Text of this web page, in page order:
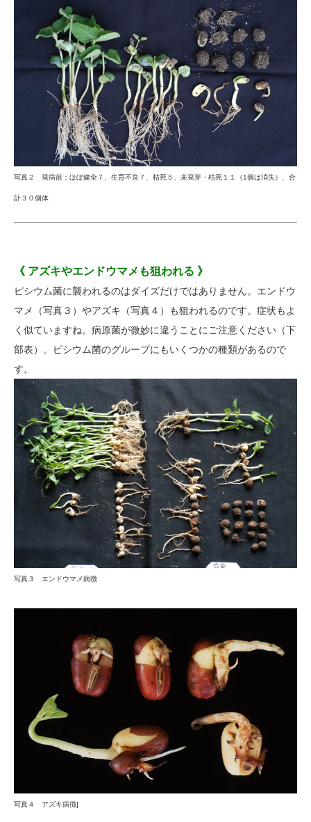
写真２ 発病苗：ほぼ健全７、生育不良７、枯死５、未発芽・枯死１１（1個は消失）、合
計３０個体
《 アズキやエンドウマメも狙われる 》
ピシウム菌に襲われるのはダイズだけではありません。エンドウ
マメ（写真３）やアズキ（写真４）も狙われるのです。症状もよ
く似ていますね。病原菌が微妙に違うことにご注意ください（下
部表）。ピシウム菌のグループにもいくつかの種類があるので
す。
写真３ エンドウマメ病徴
写真４ アズキ病徴]